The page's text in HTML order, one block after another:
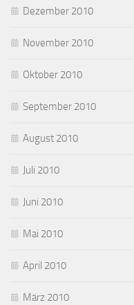
Dezember 2010
November 2010
Oktober 2010
September 2010
August 2010
Juli 2010
Juni 2010
Mai 2010
April 2010
März 2010